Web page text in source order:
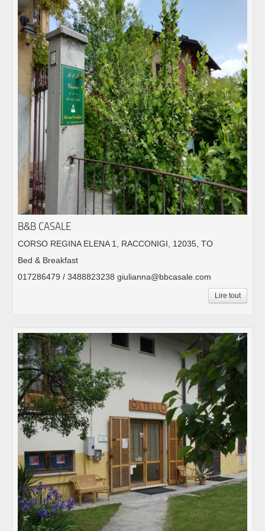
B&B CASALE
CORSO REGINA ELENA 1, RACCONIGI, 12035, TO
Bed & Breakfast
017286479 / 3488823238 giulianna@bbcasale.com
Lire tout